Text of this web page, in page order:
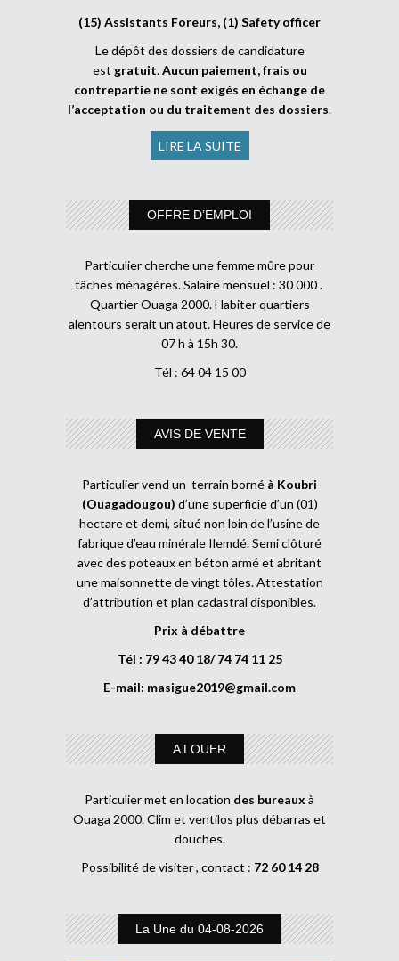
(15) Assistants Foreurs, (1) Safety officer
Le dépôt des dossiers de candidature
est gratuit.Aucun paiement, frais ou
contrepartie ne sont exigés en échange de
l’acceptation ou du traitement des dossiers.
LIRE LA SUITE
OFFRE D’EMPLOI
Particulier cherche une femme mûre pour
tâches ménagères. Salaire mensuel : 30 000 .
Quartier Ouaga 2000. Habiter quartiers
alentours serait un atout. Heures de service de
07 h à 15h 30.
Tél : 64 04 15 00
AVIS DE VENTE
Particulier vend un terrain borné à Koubri
(Ouagadougou) d’une superficie d’un (01)
hectare et demi, situé non loin de l’usine de
fabrique d’eau minérale Ilemdé. Semi clôturé
avec des poteaux en béton armé et abritant
une maisonnette de vingt tôles. Attestation
d’attribution et plan cadastral disponibles.
Prix à débattre
Tél : 79 43 40 18/ 74 74 11 25
E-mail: masigue2019@gmail.com
A LOUER
Particulier met en location des bureaux à
Ouaga 2000. Clim et ventilos plus débarras et
douches.
Possibilité de visiter , contact : 72 60 14 28
La Une du 04-08-2026